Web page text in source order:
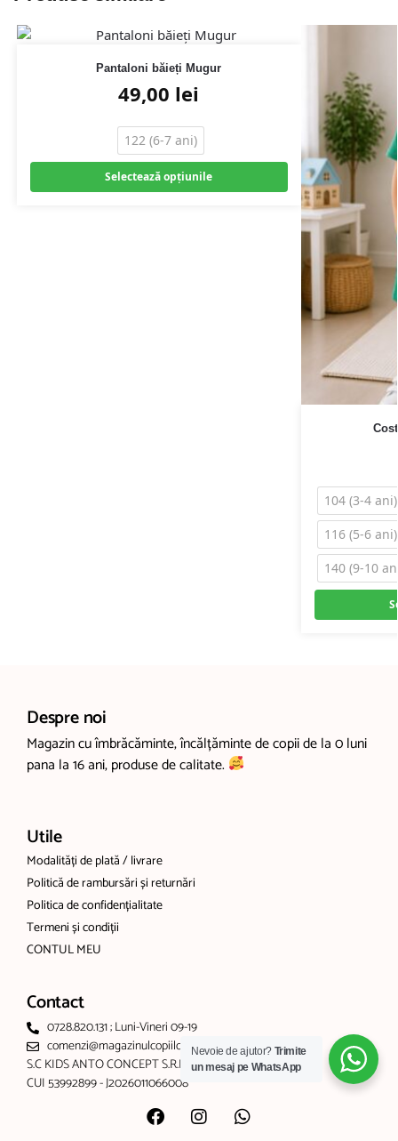
Pantaloni băieți Mugur
49,00 lei
122 (6-7 ani)
Selectează opțiunile
104 (3-4 ani)
116 (5-6 ani)
140 (9-10
Despre noi
Magazin cu îmbrăcăminte, încălțăminte de copii de la 0 luni
pana la 16 ani, produse de calitate.
Utile
Modalități de plată / livrare
Politică de rambursări și returnări
Politica de confidențialitate
Termeni și condiții
CONTUL MEU
Contact
0728.820.131 ; Luni-Vineri 09-19
comenzi@magazinulcopiilor.com
S.C KIDS ANTO CONCEPT S.R.L
CUI 53992899 - J2026011066008
Nevoie de ajutor? Trimite
un mesaj pe WhatsApp